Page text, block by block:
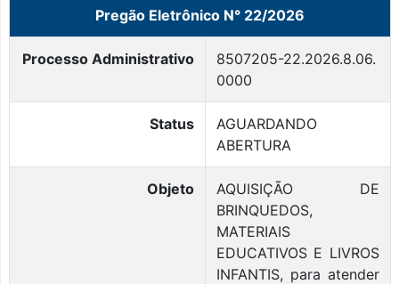
Pregão Eletrônico N° 22/2026
Processo Administrativo
8507205-22.2026.8.06.
0000
Status
AGUARDANDO
ABERTURA
Objeto
AQUISIÇÃO DE
BRINQUEDOS,
MATERIAIS
EDUCATIVOS E LIVROS
INFANTIS, para atender